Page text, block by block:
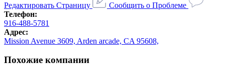
Редактировать Страницу
Сообщить о Проблеме
Телефон:
916-488-5781
Адрес:
Mission Avenue 3609, Arden arcade, CA 95608,
Похожие компании